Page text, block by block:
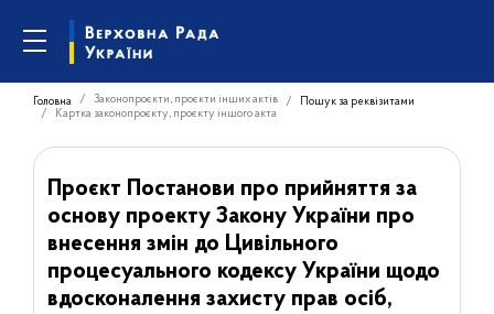
Головна Законопроєкти, проєкти інших актів
Пошук за реквізитами
Картка законопроєкту, проєкту іншого акта
Проєкт Постанови про прийняття за
основу проекту Закону України про
внесення змін до Цивільного
процесуального кодексу України щодо
вдосконалення захисту прав осіб,